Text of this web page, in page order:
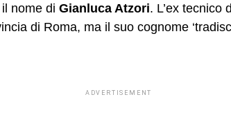
nome di Gianluca Atzori. L’ex tecnico
di Roma, ma il suo cognome
ADVERTISEMENT